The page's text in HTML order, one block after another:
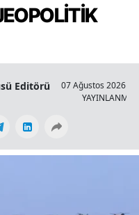
Editörü
07 Ağustos 2026 -
YAYINLANMA